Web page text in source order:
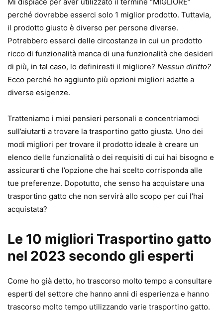
perché dovrebbe esserci solo 1 miglior prodotto. Tuttavia,
il prodotto giusto è diverso per persone diverse.
Potrebbero esserci delle circostanze in cui un prodotto
ricco di funzionalità manca di una funzionalità che desideri
di più, in tal caso, lo definiresti il ​​migliore? Nessun diritto?
Ecco perché ho aggiunto più opzioni migliori adatte a
diverse esigenze.
Tratteniamo i miei pensieri personali e concentriamoci
sull’aiutarti a trovare la trasportino gatto giusta. Uno dei
modi migliori per trovare il prodotto ideale è creare un
elenco delle funzionalità o dei requisiti di cui hai bisogno e
assicurarti che l’opzione che hai scelto corrisponda alle
tue preferenze. Dopotutto, che senso ha acquistare una
trasportino gatto che non servirà allo scopo per cui l’hai
acquistata?
Le 10 migliori Trasportino gatto
nel 2023 secondo gli esperti
Come ho già detto, ho trascorso molto tempo a consultare
esperti del settore che hanno anni di esperienza e hanno
trascorso molto tempo utilizzando varie trasportino gatto.